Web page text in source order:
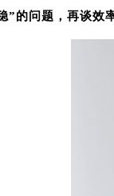
”的问题，再谈效